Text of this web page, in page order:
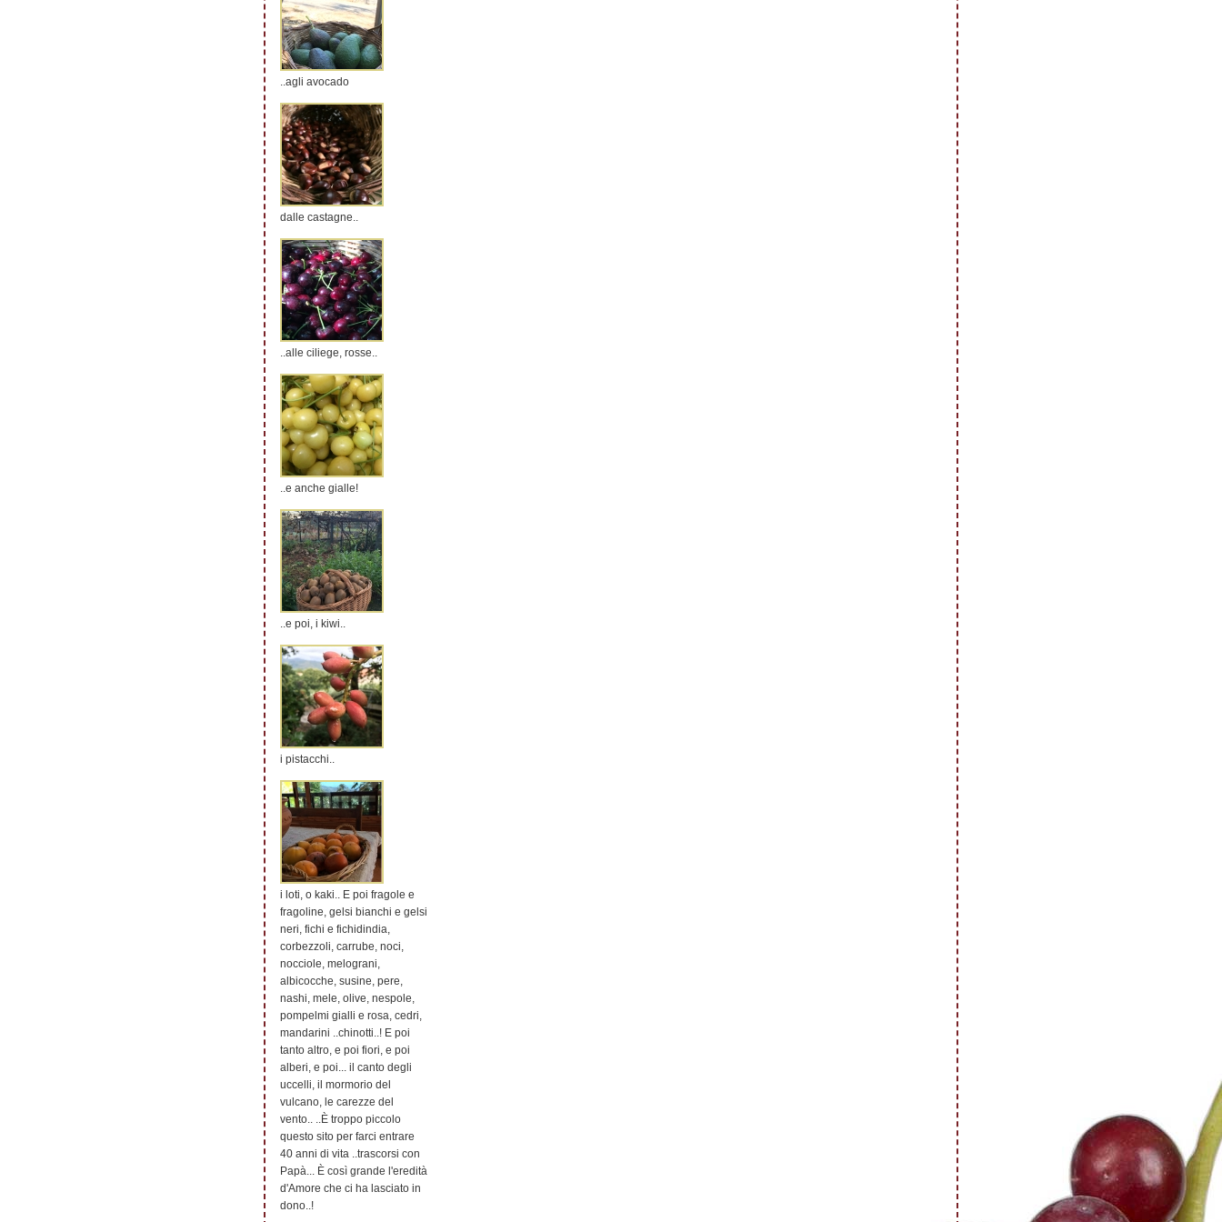
..agli avocado
dalle castagne..
..alle ciliege, rosse..
..e anche gialle!
..e poi, i kiwi..
i pistacchi..
i loti, o kaki.. E poi fragole e
fragoline, gelsi bianchi e gelsi
neri, fichi e fichidindia,
corbezzoli, carrube, noci,
nocciole, melograni,
albicocche, susine, pere,
nashi, mele, olive, nespole,
pompelmi gialli e rosa, cedri,
mandarini ..chinotti..! E poi
tanto altro, e poi fiori, e poi
alberi, e poi... il canto degli
uccelli, il mormorio del
vulcano, le carezze del
vento.. ..È troppo piccolo
questo sito per farci entrare
40 anni di vita ..trascorsi con
Papà... È così grande l'eredità
d'Amore che ci ha lasciato in
dono..!